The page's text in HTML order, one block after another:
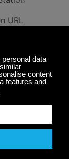
URL
nuovo
in "My
radio